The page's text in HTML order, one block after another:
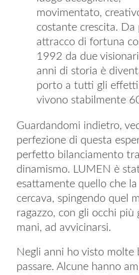
movimentato,
costante crescita. Da
attracco di fortuna
1992 da due
anni di storia è
porto a tutti gli
vivono stabilmente
Guardandomi indietro,
perfezione di questa
perfetto bilanciamento
dinamismo. LUMEN è
esattamente quello che la
cercava, spingendo quel
ragazzo, con gli occhi più
mani, ad avvicinarsi.
Negli anni ho visto molte
passare. Alcune hanno